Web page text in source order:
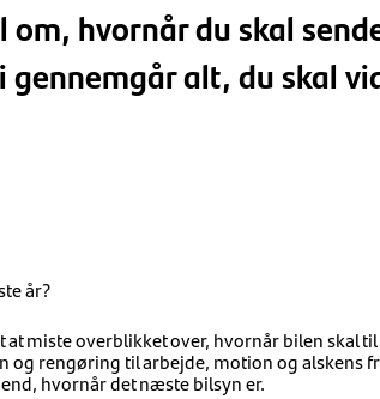
om, hvornår du skal
gennemgår alt, du skal
år?
at miste overblikket over, hvornår bilen skal
og rengøring til arbejde, motion og alskens
hvornår det næste bilsyn er.